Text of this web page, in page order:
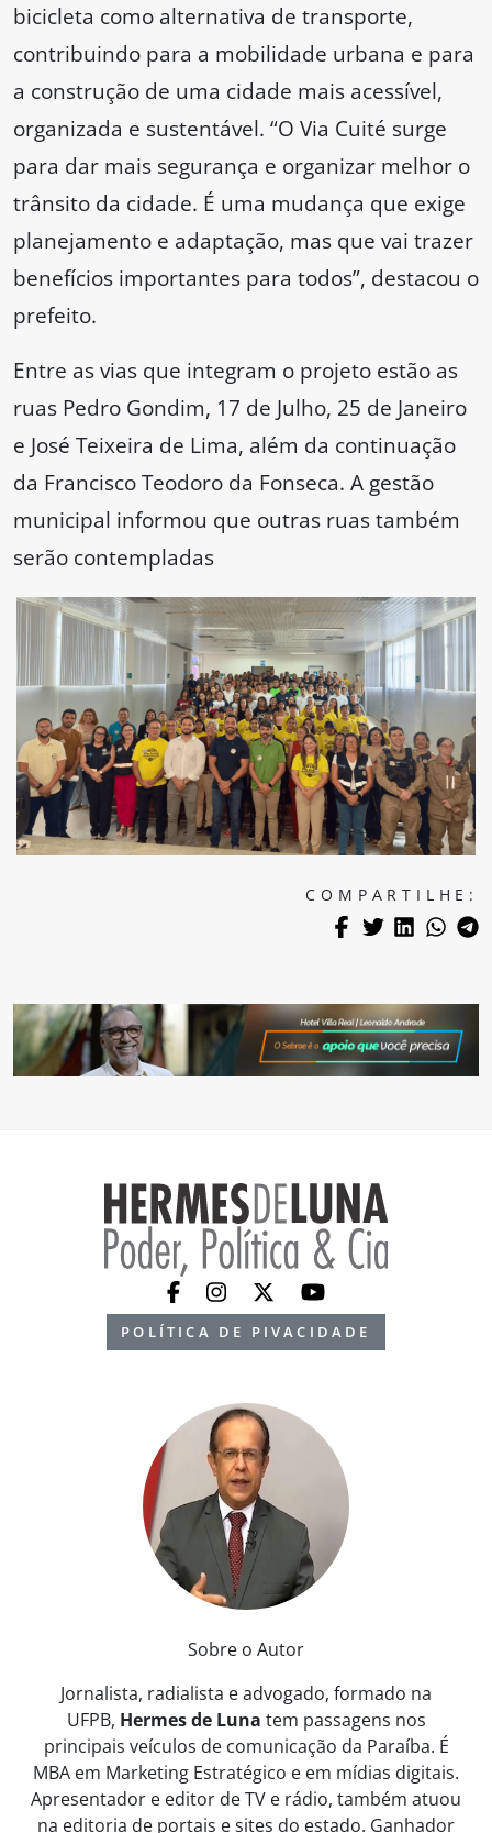
bicicleta como alternativa de transporte,
contribuindo para a mobilidade urbana e para
a construção de uma cidade mais acessível,
organizada e sustentável. “O Via Cuité surge
para dar mais segurança e organizar melhor o
trânsito da cidade. É uma mudança que exige
planejamento e adaptação, mas que vai trazer
benefícios importantes para todos”, destacou o
prefeito.
Entre as vias que integram o projeto estão as
ruas Pedro Gondim, 17 de Julho, 25 de Janeiro
e José Teixeira de Lima, além da continuação
da Francisco Teodoro da Fonseca. A gestão
municipal informou que outras ruas também
serão contempladas
COMPARTILHE:
POLÍTICA DE PIVACIDADE
Sobre o Autor
Jornalista, radialista e advogado, formado na
UFPB, Hermes de Luna tem passagens nos
principais veículos de comunicação da Paraíba. É
MBA em Marketing Estratégico e em mídias digitais.
Apresentador e editor de TV e rádio, também atuou
na editoria de portais e sites do estado. Ganhador